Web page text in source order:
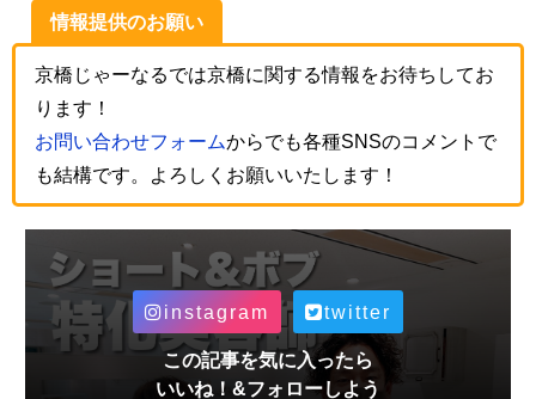
情報提供のお願い
京橋じゃーなるでは京橋に関する情報をお待ちしてお
ります！
お問い合わせフォームからでも各種SNSのコメントで
も結構です。よろしくお願いいたします！
instagram twitter
この記事を気に入ったら
いいね！&フォローしよう